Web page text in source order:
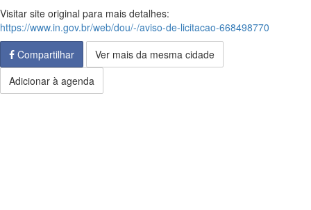
Visitar site original para mais detalhes:
https://www.in.gov.br/web/dou/-/aviso-de-licitacao-668498770
Compartilhar
Ver mais da mesma cidade
Adicionar à agenda